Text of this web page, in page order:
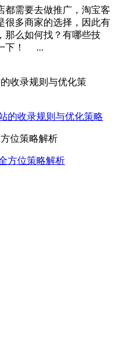
需要去做推广，淘宝客
很多商家的选择，因此有
那么如何找？有哪些技
下！ ...
收录规则与优化策
的收录规则与优化策略
位策略解析
方位策略解析